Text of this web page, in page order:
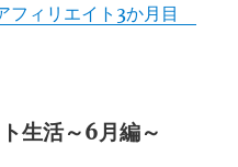
フィリエイト3か月目
生活～6月編～